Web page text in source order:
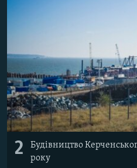
2
Будівництво
року